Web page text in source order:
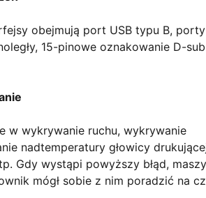
obejmują port USB typu B,
15-pinowe oznakowanie D-sub
w wykrywanie ruchu, wykrywanie
nadtemperatury głowicy
Gdy wystąpi powyższy błąd,
mógł sobie z nim poradzić na